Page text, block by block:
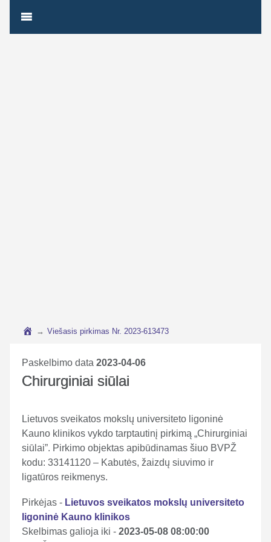
→ Viešasis pirkimas Nr. 2023-613473
Paskelbimo data 2023-04-06
Chirurginiai siūlai
Lietuvos sveikatos mokslų universiteto ligoninė
Kauno klinikos vykdo tarptautinį pirkimą „Chirurginiai
siūlai”. Pirkimo objektas apibūdinamas šiuo BVPŽ
kodu: 33141120 – Kabutės, žaizdų siuvimo ir
ligatūros reikmenys.
Pirkėjas - Lietuvos sveikatos mokslų universiteto
ligoninė Kauno klinikos
Skelbimas galioja iki - 2023-05-08 08:00:00